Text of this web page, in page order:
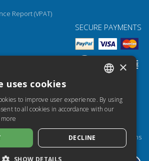
Report (VPAT)
SECURE PAYMENTS
OUR RESOURCES
Torrossa for Institutions
Torrossa Open
SPANISH
×
uses cookies
to improve user experience. By using
to all cookies in accordance with our
more
DECLINE
SHOW DETAILS